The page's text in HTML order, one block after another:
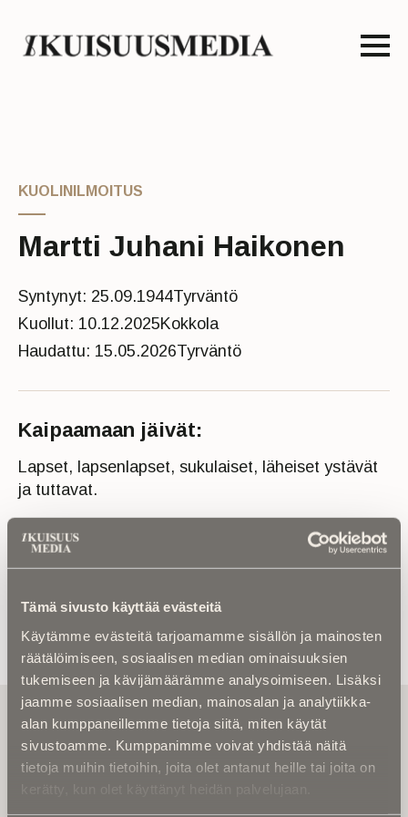
Tämä sivusto käyttää evästeitä
Käytämme evästeitä tarjoamamme sisällön ja mainosten
räätälöimiseen, sosiaalisen median ominaisuuksien
tukemiseen ja kävijämäärämme analysoimiseen. Lisäksi
jaamme sosiaalisen median, mainosalan ja analytiikka-
alan kumppaneillemme tietoja siitä, miten käytät
sivustoamme. Kumppanimme voivat yhdistää näitä
tietoja muihin tietoihin, joita olet antanut heille tai joita on
KUOLINILMOITUS
Martti Juhani Haikonen
Syntynyt: 25.09.1944Tyrväntö
Kuollut: 10.12.2025Kokkola
Haudattu: 15.05.2026Tyrväntö
Kaipaamaan jäivät:
Lapset, lapsenlapset, sukulaiset, läheiset ystävät
ja tuttavat.
Tilaa uutiskirje - Pääset heti parhaiden
artikkelien pariin!
Kirjoita alle sähköpostiosoitteesi niin saat kaksi kertaa